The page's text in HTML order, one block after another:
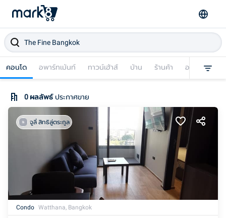
คอนโด อพาร์ทเม้นท์ ทาวน์เฮ้าส์ บ้าน ร้านค้า อาคารพาณิช
0ผลลัพธ์ ประกาศขาย
จูลี่ สิทธิลู่ตระกูล
Condo Watthana, Bangkok